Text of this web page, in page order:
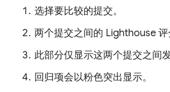
选择要比较的提交。
两个提交之间的 Lighthouse 评
此部分仅显示这两个提交之间
回归项会以粉色突出显示。